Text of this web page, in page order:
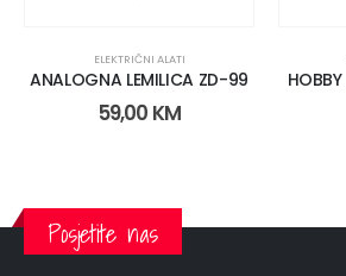
ELEKTRIČNI ALATI
ANALOGNA LEMILICA ZD-99
59,00 KM
Posjetite nas